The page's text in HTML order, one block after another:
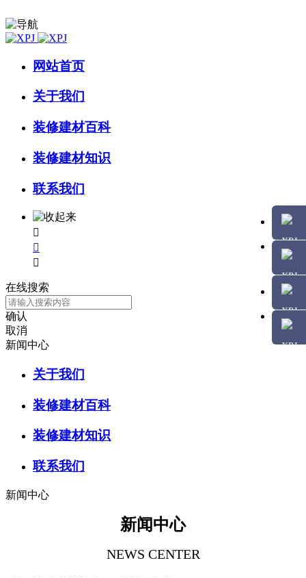
网站首页
关于我们
装修建材百科
装修建材知识
联系我们



在线搜索
确认
取消
新闻中心
关于我们
装修建材百科
装修建材知识
联系我们
新闻中心
新闻中心
NEWS CENTER